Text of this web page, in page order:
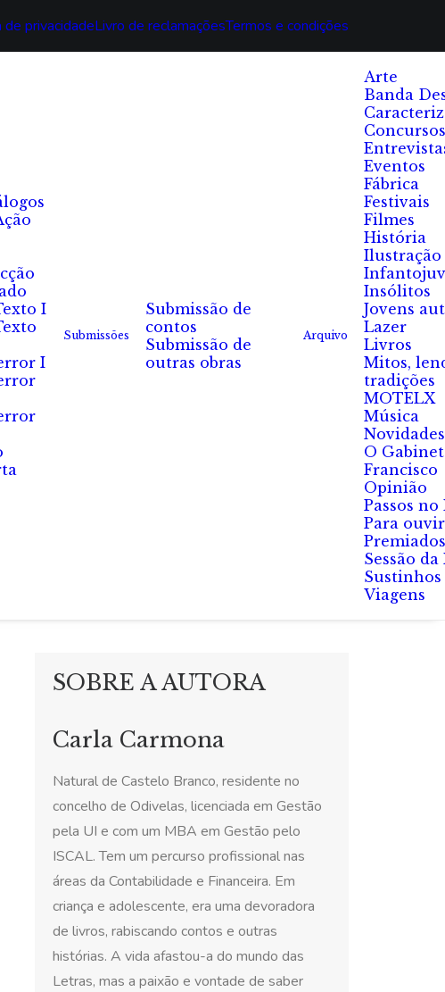
de privacidadeLivro de reclamaçõesTermos e condições
I
I
Submissões
Submissão de
contos
Submissão de
outras obras
Arquivo
Arte
Banda
Concursos
Eventos
Fábrica
Festivais
Filmes
História
Ilustração
Insólitos
Jovens
Lazer
Livros
Mitos,
tradições
MOTELX
Música
Novidades
O
Francisco
Opinião
Passos no
Para ouvir
Premiados
Sessão
Sustinhos
Viagens
SOBRE A AUTORA
Carla Carmona
Natural de Castelo Branco, residente no
concelho de Odivelas, licenciada em Gestão
pela UI e com um MBA em Gestão pelo
ISCAL. Tem um percurso profissional nas
áreas da Contabilidade e Financeira. Em
criança e adolescente, era uma devoradora
de livros, rabiscando contos e outras
histórias. A vida afastou-a do mundo das
Letras, mas a paixão e vontade de saber